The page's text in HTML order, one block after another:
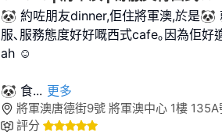
🐼 約咗朋友dinner,佢住將軍澳,於是🐼
服､服務態度好好嘅西式cafe｡因為佢好
ah ☺️
🐼 食... 更多
將軍澳唐德街9號 將軍澳中心 1樓 135A
評分